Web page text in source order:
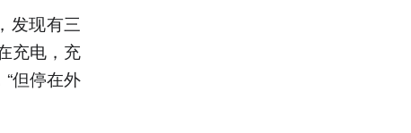
发现有三
充电，充
但停在外